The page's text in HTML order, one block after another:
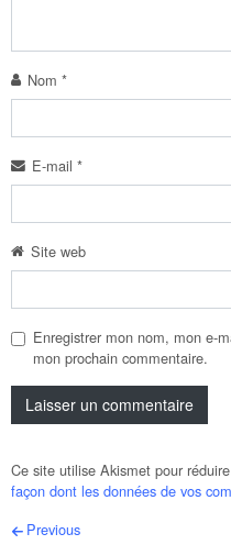
Nom *
E-mail *
Site web
Enregistrer mon nom, mon e-
mon prochain commentaire.
Ce site utilise Akismet pour
façon dont les données de vos
Post navigation
Previous